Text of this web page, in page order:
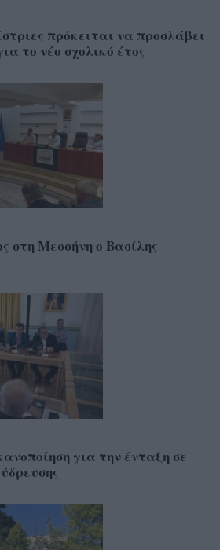
πρόκειται να προσλάβει
το νέο σχολικό έτος
στη Μεσσήνη ο Βασίλης
για την ένταξη σε